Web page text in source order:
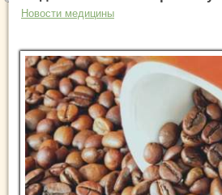
Новости медицины